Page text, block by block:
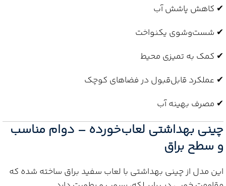
✔ کاهش پاشش آب
✔ شست‌وشوی یکنواخت
✔ کمک به تمیزی محیط
✔ عملکرد قابل‌قبول در فضاهای کوچک
✔ مصرف بهینه آب
چینی بهداشتی لعاب‌خورده – دوام مناسب
و سطح براق
این مدل از چینی بهداشتی با لعاب سفید براق ساخته شده که